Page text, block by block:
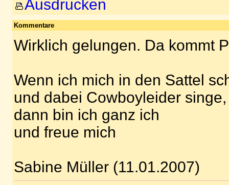
Ausdrucken
Kommentare
Wirklich gelungen. Da kommt
Wenn ich mich in den Sattel
und dabei Cowboyleider singe,
dann bin ich ganz ich
und freue mich
Sabine Müller (11.01.2007)